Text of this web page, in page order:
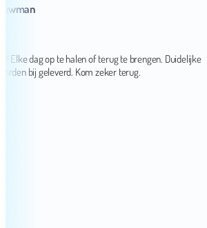
dag op te halen of terug te brengen. Duidelijke
bij geleverd. Kom zeker terug.